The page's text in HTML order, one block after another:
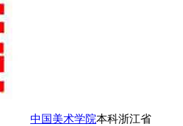
中国美术学院本科浙江省